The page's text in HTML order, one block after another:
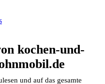
kochen-und-
und auf das gesamte